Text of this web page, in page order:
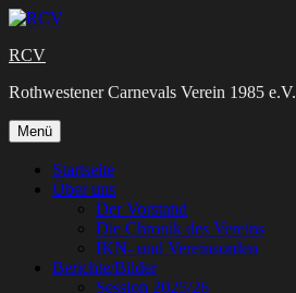
Zum
springen
RCV
Rothwestener Carnevals Verein 1985 e.V.
Menü
Inhalt
springen
Startseite
Über uns
Der Vorstand
Die Chronik des Vereins
IKN- und Vereinsorden
Berichte/Bilder
Session 2025/26